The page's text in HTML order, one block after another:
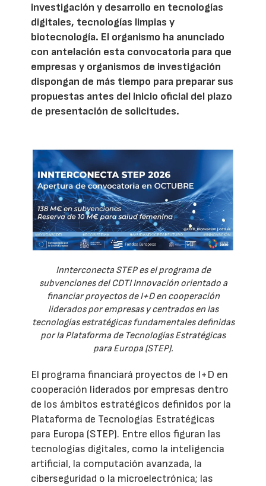
investigación y desarrollo en tecnologías
digitales, tecnologías limpias y
biotecnología. El organismo ha anunciado
con antelación esta convocatoria para que
empresas y organismos de investigación
dispongan de más tiempo para preparar sus
propuestas antes del inicio oficial del plazo
de presentación de solicitudes.
Innterconecta STEP es el programa de
subvenciones del CDTI Innovación orientado a
financiar proyectos de I+D en cooperación
liderados por empresas y centrados en las
tecnologías estratégicas fundamentales definidas
por la Plataforma de Tecnologías Estratégicas
para Europa (STEP).
El programa financiará proyectos de I+D en
cooperación liderados por empresas dentro
de los ámbitos estratégicos definidos por la
Plataforma de Tecnologías Estratégicas
para Europa (STEP). Entre ellos figuran las
tecnologías digitales, como la inteligencia
artificial, la computación avanzada, la
ciberseguridad o la microelectrónica; las